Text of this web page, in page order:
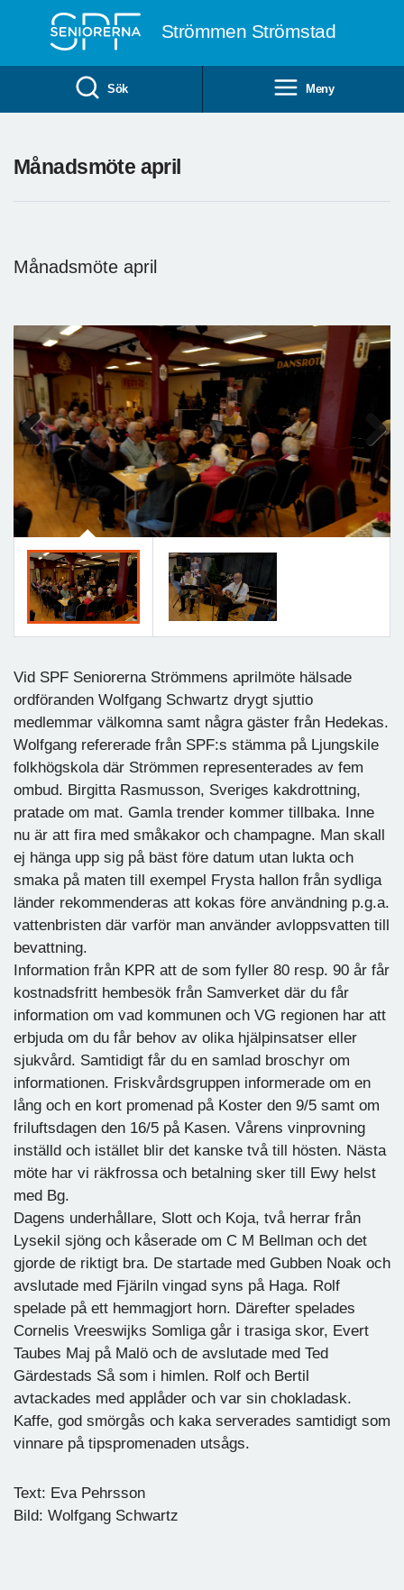
Strömmen Strömstad
Sök Meny
Månadsmöte april
Månadsmöte april
Previous
Vid SPF Seniorerna Strömmens aprilmöte hälsade
ordföranden Wolfgang Schwartz drygt sjuttio
medlemmar välkomna samt några gäster från Hedekas.
Wolfgang refererade från SPF:s stämma på Ljungskile
folkhögskola där Strömmen representerades av fem
ombud. Birgitta Rasmusson, Sveriges kakdrottning,
pratade om mat. Gamla trender kommer tillbaka. Inne
nu är att fira med småkakor och champagne. Man skall
ej hänga upp sig på bäst före datum utan lukta och
smaka på maten till exempel Frysta hallon från sydliga
länder rekommenderas att kokas före användning p.g.a.
vattenbristen där varför man använder avloppsvatten till
bevattning.
Information från KPR att de som fyller 80 resp. 90 år får
kostnadsfritt hembesök från Samverket där du får
information om vad kommunen och VG regionen har att
erbjuda om du får behov av olika hjälpinsatser eller
sjukvård. Samtidigt får du en samlad broschyr om
informationen. Friskvårdsgruppen informerade om en
lång och en kort promenad på Koster den 9/5 samt om
friluftsdagen den 16/5 på Kasen. Vårens vinprovning
inställd och istället blir det kanske två till hösten. Nästa
möte har vi räkfrossa och betalning sker till Ewy helst
med Bg.
Dagens underhållare, Slott och Koja, två herrar från
Lysekil sjöng och kåserade om C M Bellman och det
gjorde de riktigt bra. De startade med Gubben Noak och
avslutade med Fjäriln vingad syns på Haga. Rolf
spelade på ett hemmagjort horn. Därefter spelades
Cornelis Vreeswijks Somliga går i trasiga skor, Evert
Taubes Maj på Malö och de avslutade med Ted
Gärdestads Så som i himlen. Rolf och Bertil
avtackades med applåder och var sin chokladask.
Kaffe, god smörgås och kaka serverades samtidigt som
vinnare på tipspromenaden utsågs.
Text: Eva Pehrsson
Bild: Wolfgang Schwartz